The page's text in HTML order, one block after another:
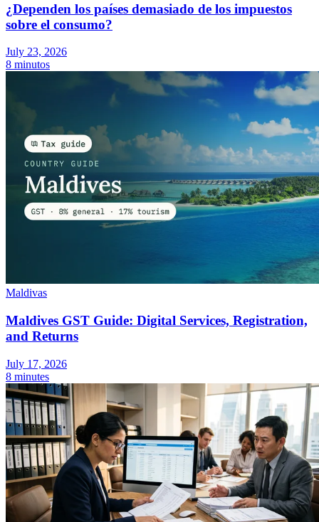
¿Dependen los países demasiado de los impuestos
sobre el consumo?
July 23, 2026
8 minutos
Maldivas
Maldives GST Guide: Digital Services, Registration,
and Returns
July 17, 2026
8 minutes